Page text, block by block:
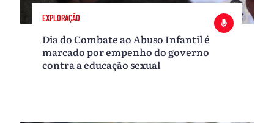
EXPLORAÇÃO
Dia do Combate ao Abuso Infantil é
marcado por empenho do governo
contra a educação sexual